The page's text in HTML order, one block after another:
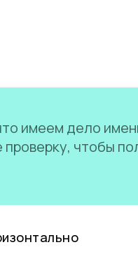
имеем дело
чтобы